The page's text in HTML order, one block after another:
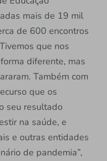
mais de 19 mil
de 600 encontros
que nos
diferente, mas
Também com
que os
seu resultado
na saúde, e
e outras entidades
de pandemia”,